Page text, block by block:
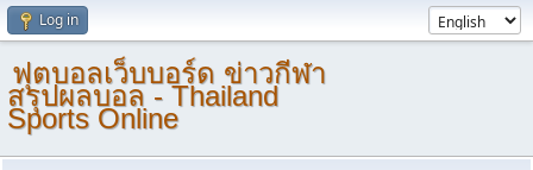
Log in
ฟุตบอลเว็บบอร์ด ข่าวกีฬา
สรุปผลบอล - Thailand
Sports Online